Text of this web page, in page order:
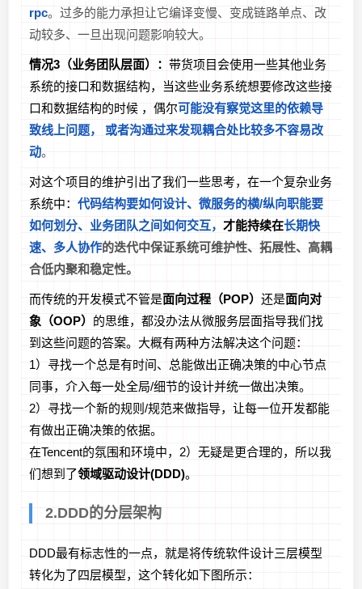
rpc。过多的能力承担让它编译变慢、变成链路单点、改
动较多、一旦出现问题影响较大。
情况3（业务团队层面）： 带货项目会使用一些其他业务
系统的接口和数据结构，当这些业务系统想要修改这些接
口和数据结构的时候 ，偶尔可能没有察觉这里的依赖导
致线上问题， 或者沟通过来发现耦合处比较多不容易改
动。
对这个项目的维护引出了我们一些思考，在一个复杂业务
系统中： 代码结构要如何设计、微服务的横/纵向职能要
如何划分、业务团队之间如何交互， 才能持续在长期快
速、多人协作的迭代中保证系统可维护性、拓展性、高耦
合低内聚和稳定性。
而传统的开发模式不管是面向过程（POP） 还是面向对
象（OOP） 的思维，都没办法从微服务层面指导我们找
到这些问题的答案。大概有两种方法解决这个问题：
1）寻找一个总是有时间、总能做出正确决策的中心节点
同事，介入每一处全局/细节的设计并统一做出决策。
2）寻找一个新的规则/规范来做指导，让每一位开发都能
有做出正确决策的依据。
在Tencent的氛围和环境中，2）无疑是更合理的，所以我
们想到了领域驱动设计(DDD)。
2.DDD的分层架构
DDD最有标志性的一点，就是将传统软件设计三层模型
转化为了四层模型，这个转化如下图所示：